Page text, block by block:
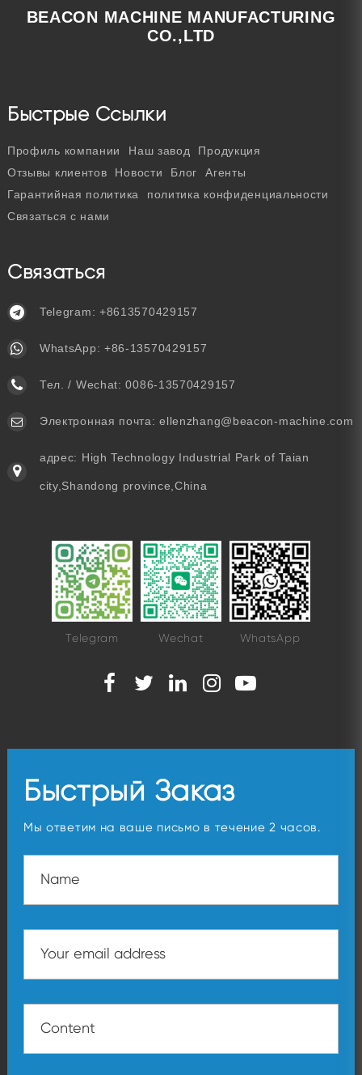
BEACON MACHINE MANUFACTURING
CO.,LTD
Быстрые Ссылки
Профиль компании Наш завод
Продукция
Отзывы клиентов
Новости Блог
Агенты
Гарантийная политика
политика конфиденциальности
Связаться с нами
Связаться
Telegram: +8613570429157
WhatsApp: +86-13570429157
Тел. / Wechat:0086-13570429157
Электронная почта:ellenzhang@beacon-machine.com
адрес: High Technology Industrial Park of Taian
city,Shandong province,China
Telegram Wechat WhatsApp
Быстрый Заказ
Мы ответим на ваше письмо в течение 2 часов.